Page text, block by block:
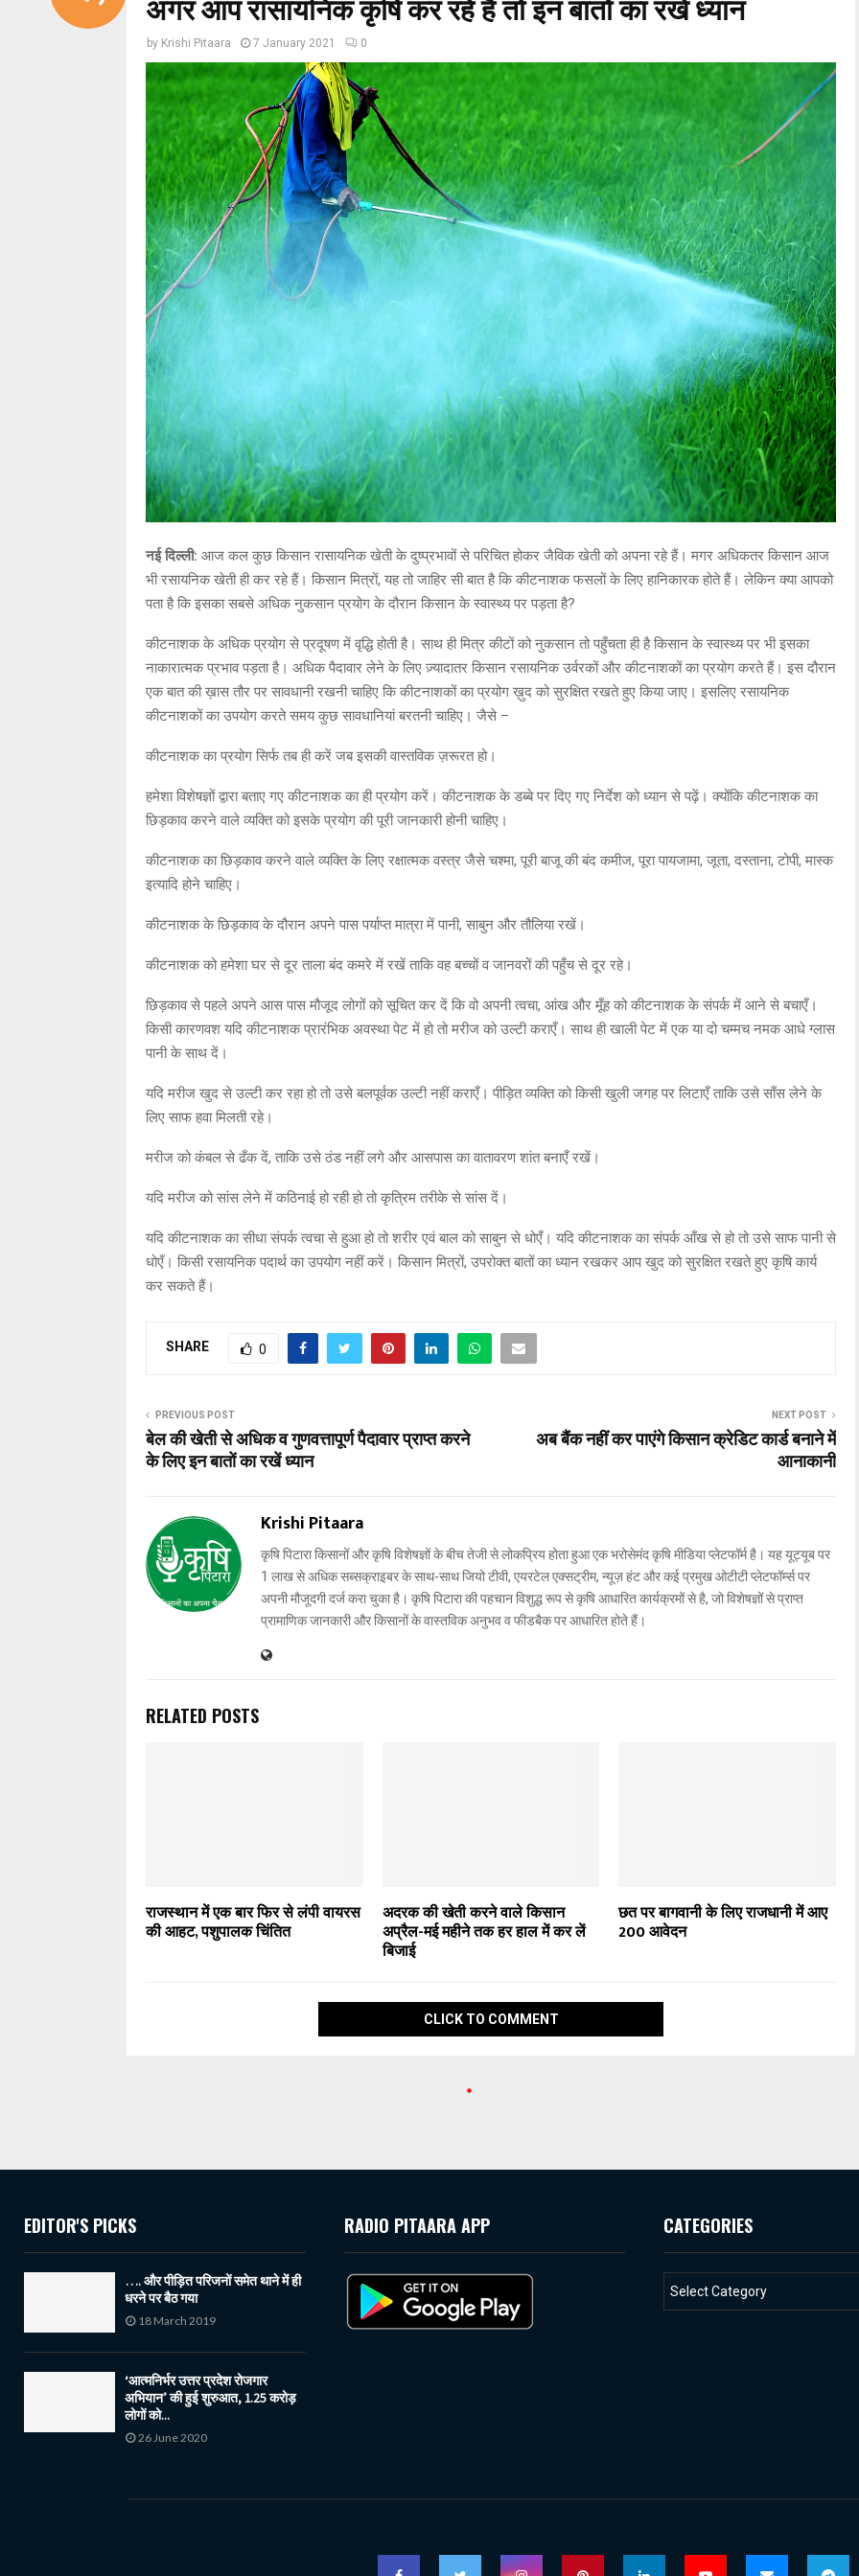
अगर आप रासायनिक कृषि कर रहे हैं तो इन बातों का रखें ध्यान
by Krishi Pitaara 7 January 2021 0
नई दिल्ली: आज कल कुछ किसान रासायनिक खेती के दुष्प्रभावों से परिचित होकर जैविक खेती को अपना रहे हैं। मगर अधिकतर किसान आज
भी रसायनिक खेती ही कर रहे हैं। किसान मित्रों, यह तो जाहिर सी बात है कि कीटनाशक फसलों के लिए हानिकारक होते हैं। लेकिन क्या आपको
पता है कि इसका सबसे अधिक नुकसान प्रयोग के दौरान किसान के स्वास्थ्य पर पड़ता है?
कीटनाशक के अधिक प्रयोग से प्रदूषण में वृद्धि होती है। साथ ही मित्र कीटों को नुकसान तो पहुँचता ही है किसान के स्वास्थ्य पर भी इसका
नाकारात्मक प्रभाव पड़ता है। अधिक पैदावार लेने के लिए ज़्यादातर किसान रसायनिक उर्वरकों और कीटनाशकों का प्रयोग करते हैं। इस दौरान
एक बात की ख़ास तौर पर सावधानी रखनी चाहिए कि कीटनाशकों का प्रयोग ख़ुद को सुरक्षित रखते हुए किया जाए। इसलिए रसायनिक
कीटनाशकों का उपयोग करते समय कुछ सावधानियां बरतनी चाहिए। जैसे –
कीटनाशक का प्रयोग सिर्फ तब ही करें जब इसकी वास्तविक ज़रूरत हो।
हमेशा विशेषज्ञों द्वारा बताए गए कीटनाशक का ही प्रयोग करें। कीटनाशक के डब्बे पर दिए गए निर्देश को ध्यान से पढ़ें। क्योंकि कीटनाशक का
छिड़काव करने वाले व्यक्ति को इसके प्रयोग की पूरी जानकारी होनी चाहिए।
कीटनाशक का छिड़काव करने वाले व्यक्ति के लिए रक्षात्मक वस्त्र जैसे चश्मा, पूरी बाजू की बंद कमीज, पूरा पायजामा, जूता, दस्ताना, टोपी, मास्क
इत्यादि होने चाहिए।
कीटनाशक के छिड़काव के दौरान अपने पास पर्याप्त मात्रा में पानी, साबुन और तौलिया रखें।
कीटनाशक को हमेशा घर से दूर ताला बंद कमरे में रखें ताकि वह बच्चों व जानवरों की पहुँच से दूर रहे।
छिड़काव से पहले अपने आस पास मौजूद लोगों को सूचित कर दें कि वो अपनी त्वचा, आंख और मूँह को कीटनाशक के संपर्क में आने से बचाएँ।
किसी कारणवश यदि कीटनाशक प्रारंभिक अवस्था पेट में हो तो मरीज को उल्टी कराएँ। साथ ही खाली पेट में एक या दो चम्मच नमक आधे ग्लास
पानी के साथ दें।
यदि मरीज खुद से उल्टी कर रहा हो तो उसे बलपूर्वक उल्टी नहीं कराएँ। पीड़ित व्यक्ति को किसी खुली जगह पर लिटाएँ ताकि उसे साँस लेने के
लिए साफ हवा मिलती रहे।
मरीज को कंबल से ढँक दें, ताकि उसे ठंड नहीं लगे और आसपास का वातावरण शांत बनाएँ रखें।
यदि मरीज को सांस लेने में कठिनाई हो रही हो तो कृत्रिम तरीके से सांस दें।
यदि कीटनाशक का सीधा संपर्क त्वचा से हुआ हो तो शरीर एवं बाल को साबुन से धोएँ। यदि कीटनाशक का संपर्क आँख से हो तो उसे साफ पानी से
धोएँ। किसी रसायनिक पदार्थ का उपयोग नहीं करें। किसान मित्रों, उपरोक्त बातों का ध्यान रखकर आप खुद को सुरक्षित रखते हुए कृषि कार्य
कर सकते हैं।
SHARE 0
PREVIOUS POST
बेल की खेती से अधिक व गुणवत्तापूर्ण पैदावार प्राप्त करने
के लिए इन बातों का रखें ध्यान
NEXT POST
अब बैंक नहीं कर पाएंगे किसान क्रेडिट कार्ड बनाने में
आनाकानी
Krishi Pitaara
कृषि पिटारा किसानों और कृषि विशेषज्ञों के बीच तेजी से लोकप्रिय होता हुआ एक भरोसेमंद कृषि मीडिया प्लेटफॉर्म है। यह यूट्यूब पर
1 लाख से अधिक सब्सक्राइबर के साथ-साथ जियो टीवी, एयरटेल एक्सट्रीम, न्यूज़ हंट और कई प्रमुख ओटीटी प्लेटफॉर्म्स पर
अपनी मौजूदगी दर्ज करा चुका है। कृषि पिटारा की पहचान विशुद्ध रूप से कृषि आधारित कार्यक्रमों से है, जो विशेषज्ञों से प्राप्त
प्रामाणिक जानकारी और किसानों के वास्तविक अनुभव व फीडबैक पर आधारित होते हैं।
RELATED POSTS
राजस्थान में एक बार फिर से लंपी वायरस
की आहट, पशुपालक चिंतित
अदरक की खेती करने वाले किसान
अप्रैल-मई महीने तक हर हाल में कर लें
बिजाई
छत पर बागवानी के लिए राजधानी में आए
200 आवेदन
CLICK TO COMMENT
EDITOR'S PICKS
…. और पीड़ित परिजनों समेत थाने में ही
धरने पर बैठ गया
18 March 2019
‘आत्मनिर्भर उत्तर प्रदेश रोजगार
अभियान’ की हुई शुरुआत, 1.25 करोड़
लोगों को...
26 June 2020
RADIO PITAARA APP CATEGORIES